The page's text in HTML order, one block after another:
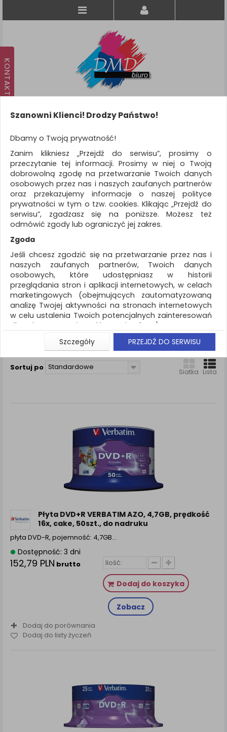
KATEGORIE
WSZYSTKIE KATEGORIE
FILTRY
REKLAMA
AKTUALNOŚCI
Akcesoria komputerowe Płyta DVD+R 4,7GB
ZNALEZIONYCH PRODUKTÓW: 4
PŁYTA DVD+R 4,7GB
Porównaj (0
Sortuj po Standardowe
Siatka Lista
Płyta DVD+R VERBATIM AZO, 4,7GB, prędkość
16x, cake, 50szt., do nadruku
płyta DVD-R, pojemność: 4,7GB…
Dostępność: 3 dni
152,79 PLN brutto
Dodaj do koszyka
Zobacz
Dodaj do porównania
Dodaj do listy życzeń
Szanowni Klienci! Drodzy Państwo!
Dbamy o Twoją prywatność!
Zanim klikniesz „Przejdź do serwisu”, prosimy o
przeczytanie tej informacji. Prosimy w niej o Twoją
dobrowolną zgodę na przetwarzanie Twoich danych
osobowych przez nas i naszych zaufanych partnerów
oraz przekazujemy informacje o naszej polityce
prywatności w tym o tzw. cookies. Klikając „Przejdź do
serwisu”, zgadzasz się na poniższe. Możesz też
odmówić zgody lub ograniczyć jej zakres.
Zgoda
Jeśli chcesz zgodzić się na przetwarzanie przez nas i
naszych zaufanych partnerów, Twoich danych
osobowych, które udostępniasz w historii
przeglądania stron i aplikacji internetowych, w celach
marketingowych (obejmujących zautomatyzowaną
analizę Twojej aktywności na stronach internetowych
w celu ustalenia Twoich potencjalnych zainteresowań
dla dostosowania reklamy i oferty), w tym na
umieszczanie tzw. cookies na Twoich urządzeniach i
ich odczytywanie, kliknij przycisk „Przejdź do serwisu”.
Jeśli nie chcesz wyrazić zgody lub ograniczyć jej
zakres, kliknij „Szczegóły”, gdzie znajdziesz wszelkie
umożliwić prawidłową realizację Umowy z Państwem i
związane z tym prawidłowe działanie naszej strony
www, a w szczególności np. wysłanie potwierdzenia
zamówienia na Państwa email lub wyświetlenie
Państwu prawidłowych informacji o promocjach czy
cenach indywidualnych, ważna jest Państwa
wcześniejsza zgoda której udzieliliście podczas
Każda Państwa zgoda jest dobrowolna i można ją w
dowolnym momencie wycofać.
Polityka prywatności (rozwiń)
Klauzula Informacyjna (rozwiń)
Lista Zaufanych Partnerów (rozwiń)
Szczegóły PRZEJDŹ DO SERWISU